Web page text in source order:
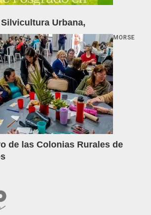
Urbana,
MORSE
de las Colonias Rurales de